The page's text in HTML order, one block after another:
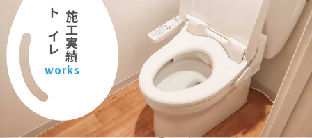
施工実績
トイレ
works